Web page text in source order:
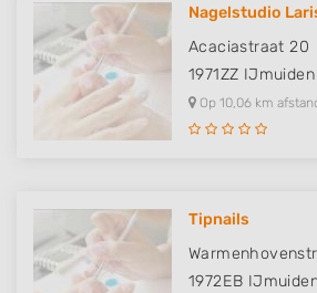
Nagelstudio
Acaciastraat 20
1971ZZ IJmuiden
Op 10,06 km
Tipnails
1972EB